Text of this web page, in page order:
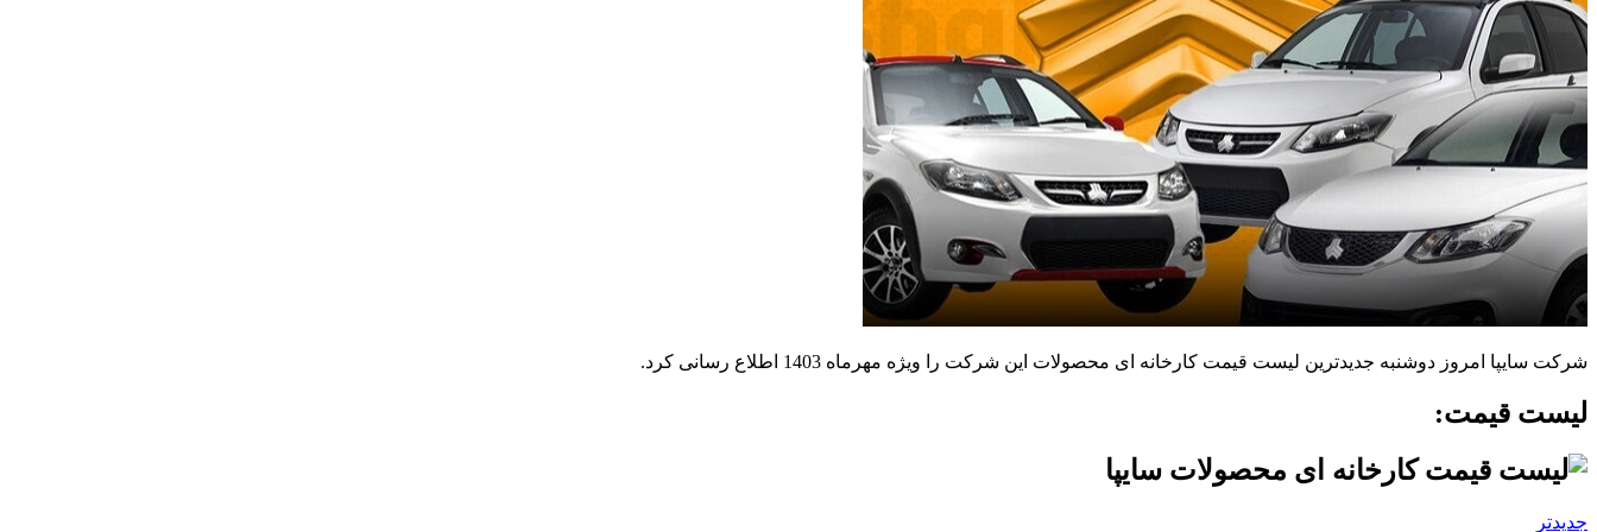
شرکت سایپا امروز دوشنبه جدیدترین لیست قیمت کارخانه ای محصولات این شرکت را ویژه مهرماه 1403 اطلاع رسانی کرد.
لیست قیمت:
جدیدتر